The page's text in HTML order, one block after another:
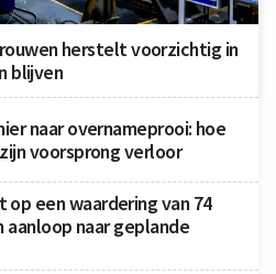
herstelt voorzichtig in
blijven
naar overnameprooi: hoe
voorsprong verloor
op een waardering van 74
aanloop naar geplande